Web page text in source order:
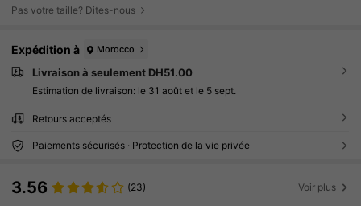
Pas votre taille? Dites-nous
Expédition à Morocco
Livraison à seulement DH51.00
Estimation de livraison: le 31 août et le 5 sept.
Retours acceptés
Paiements sécurisés · Protection de la vie privée
3.56 (23) Voir plus